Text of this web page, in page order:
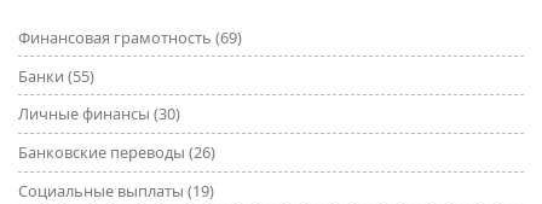
Финансовая грамотность (69)
Банки (55)
Личные финансы (30)
Банковские переводы (26)
Социальные выплаты (19)